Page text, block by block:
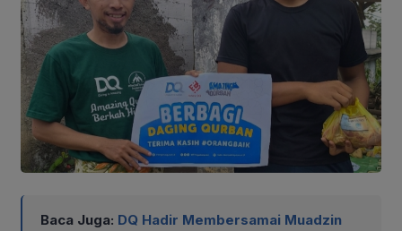
Baca Juga: DQ Hadir Membersamai Muadzin